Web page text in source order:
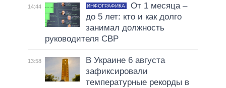
14:44 ИНФОГРАФИКА
От 1 месяца –
до 5 лет: кто и как долго
занимал должность
руководителя СВР
13:58
В Украине 6 августа
зафиксировали
температурные рекорды в